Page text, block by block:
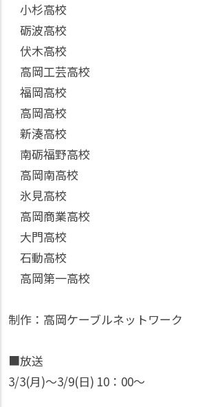
小杉高校
砺波高校
伏木高校
高岡工芸高校
福岡高校
高岡高校
新湊高校
南砺福野高校
高岡南高校
氷見高校
高岡商業高校
大門高校
石動高校
高岡第一高校
制作：高岡ケーブルネットワーク
■放送
3/3(月)〜3/9(日) 10：00〜